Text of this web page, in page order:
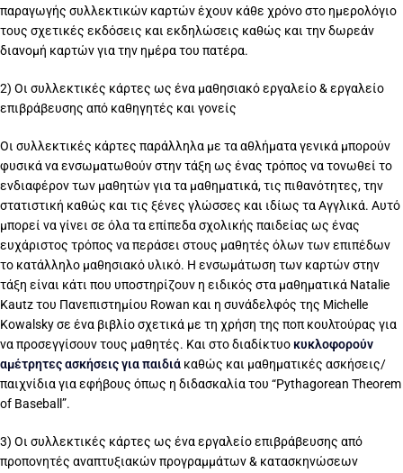
παραγωγής συλλεκτικών καρτών έχουν κάθε χρόνο στο ημερολόγιο
τους σχετικές εκδόσεις και εκδηλώσεις καθώς και την δωρεάν
διανομή καρτών για την ημέρα του πατέρα.
2) Οι συλλεκτικές κάρτες ως ένα μαθησιακό εργαλείο & εργαλείο
επιβράβευσης από καθηγητές και γονείς
Οι συλλεκτικές κάρτες παράλληλα με τα αθλήματα γενικά μπορούν
φυσικά να ενσωματωθούν στην τάξη ως ένας τρόπος να τονωθεί το
ενδιαφέρον των μαθητών για τα μαθηματικά, τις πιθανότητες, την
στατιστική καθώς και τις ξένες γλώσσες και ιδίως τα Αγγλικά. Αυτό
μπορεί να γίνει σε όλα τα επίπεδα σχολικής παιδείας ως ένας
ευχάριστος τρόπος να περάσει στους μαθητές όλων των επιπέδων
το κατάλληλο μαθησιακό υλικό. Η ενσωμάτωση των καρτών στην
τάξη είναι κάτι που υποστηρίζουν η ειδικός στα μαθηματικά Natalie
Kautz του Πανεπιστημίου Rowan και η συνάδελφός της Michelle
Kowalsky σε ένα βιβλίο σχετικά με τη χρήση της ποπ κουλτούρας για
να προσεγγίσουν τους μαθητές. Και στο διαδίκτυο κυκλοφορούν
αμέτρητες ασκήσεις για παιδιά καθώς και μαθηματικές ασκήσεις/
παιχνίδια για εφήβους όπως η διδασκαλία του “Pythagorean Theorem
of Baseball”.
3) Οι συλλεκτικές κάρτες ως ένα εργαλείο επιβράβευσης από
προπονητές αναπτυξιακών προγραμμάτων & κατασκηνώσεων